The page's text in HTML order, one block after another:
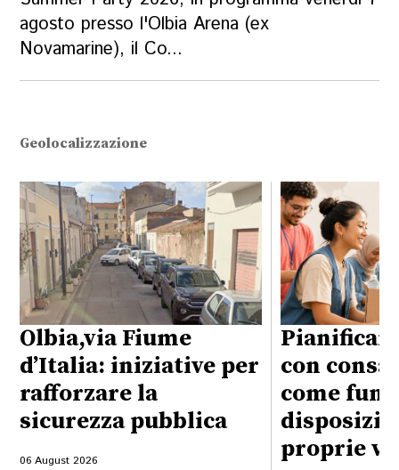
agosto presso l'Olbia Arena (ex
Novamarine), il Co...
Geolocalizzazione
Olbia,via Fiume
d’Italia: iniziative per
rafforzare la
sicurezza pubblica
06 August 2026
con
come
proprie